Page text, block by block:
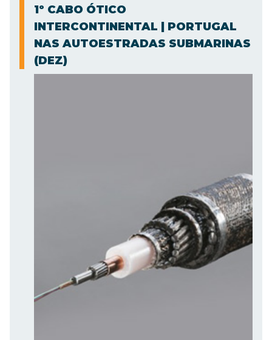
1º CABO ÓTICO
INTERCONTINENTAL | PORTUGAL
NAS AUTOESTRADAS SUBMARINAS
(DEZ)